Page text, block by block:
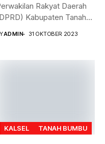
Rakyat Daerah
Kabupaten Tanah
ADMIN 31 OKTOBER 2023
KALSEL TANAH BUMBU